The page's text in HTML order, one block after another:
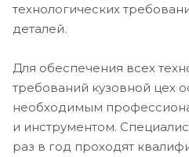
технологических
деталей.
Для обеспечения всех
требований кузовной цех
необходимым
и инструментом.
раз в год проходят